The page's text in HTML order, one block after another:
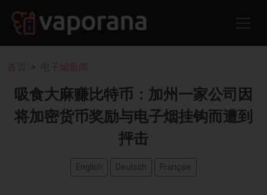
首页 电子烟新闻
吸食大麻赚比特币：加州一家公司因
将加密货币奖励与电子烟挂钩而遭到
抨击
English Deutsch Français